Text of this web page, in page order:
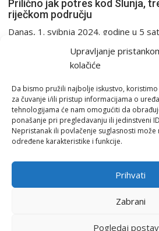
Upravljanje
kolačiće
Da bismo pružili najbolje iskustvo,
za čuvanje i/ili pristup informacijama o
tehnologijama će nam omogućiti da
ponašanje pri pregledavanju ili jedinstveni
Nepristanak ili povlačenje suglasnosti može
određene karakteristike i funkcije.
Prihvati
Zabrani
Pogledaj
Prilično jak potres kod Slunja,
riječkom području
Danas, 1. svibnja 2024. godine u 5
seizmografi Seizmološke službe RH
Potres
Email:
Politika